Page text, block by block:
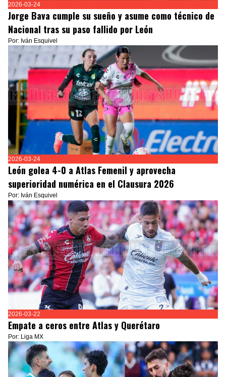
2026-03-24
Jorge Bava cumple su sueño y asume como técnico de
Nacional tras su paso fallido por León
Por: Iván Esquivel
2026-03-24
León golea 4-0 a Atlas Femenil y aprovecha
superioridad numérica en el Clausura 2026
Por: Iván Esquivel
2026-03-22
Empate a ceros entre Atlas y Querétaro
Por: Liga MX